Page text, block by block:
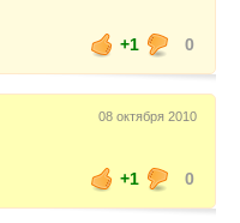
+1
0
08 октября 2010
+1
0